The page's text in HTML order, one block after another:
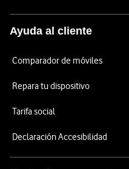
Ayuda al cliente
Comparador de móviles
Repara tu dispositivo
Tarifa social
Declaración Accesibilidad